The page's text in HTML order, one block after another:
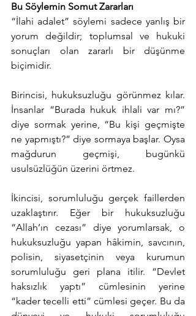
Bu Söylemin Somut Zararları
“İlahi adalet” söylemi sadece yanlış bir
yorum değildir; toplumsal ve hukuki
sonuçları olan zararlı bir düşünme
biçimidir.
Birincisi, hukuksuzluğu görünmez kılar.
İnsanlar “Burada hukuk ihlali var mı?”
diye sormak yerine, “Bu kişi geçmişte
ne yapmıştı?” diye sormaya başlar. Oysa
mağdurun geçmişi, bugünkü
usulsüzlüğün üzerini örtmez.
İkincisi, sorumluluğu gerçek faillerden
uzaklaştırır. Eğer bir hukuksuzluğu
“Allah’ın cezası” diye yorumlarsak, o
hukuksuzluğu yapan hâkimin, savcının,
polisin, siyasetçinin veya kurumun
sorumluluğu geri plana itilir. “Devlet
haksızlık yaptı” cümlesinin yerine
“kader tecelli etti” cümlesi geçer. Bu da